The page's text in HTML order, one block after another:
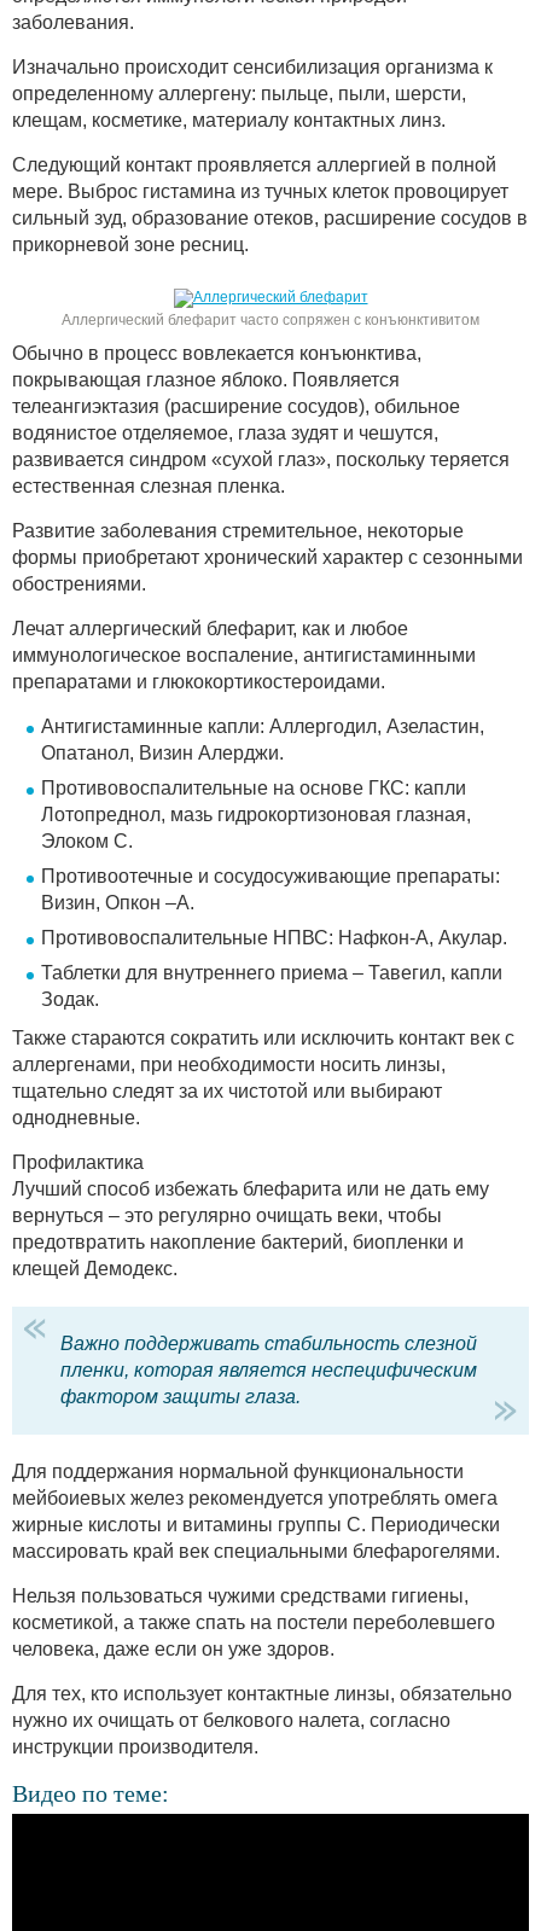
заболевания.
Изначально происходит сенсибилизация организма к
определенному аллергену: пыльце, пыли, шерсти,
клещам, косметике, материалу контактных линз.
Следующий контакт проявляется аллергией в полной
мере. Выброс гистамина из тучных клеток провоцирует
сильный зуд, образование отеков, расширение сосудов в
прикорневой зоне ресниц.
Аллергический блефарит часто сопряжен с конъюнктивитом
Обычно в процесс вовлекается конъюнктива,
покрывающая глазное яблоко. Появляется
телеангиэктазия (расширение сосудов), обильное
водянистое отделяемое, глаза зудят и чешутся,
развивается синдром «сухой глаз», поскольку теряется
естественная слезная пленка.
Развитие заболевания стремительное, некоторые
формы приобретают хронический характер с сезонными
обострениями.
Лечат аллергический блефарит, как и любое
иммунологическое воспаление, антигистаминными
препаратами и глюкокортикостероидами.
Антигистаминные капли: Аллергодил, Азеластин,
Опатанол, Визин Алерджи.
Противовоспалительные на основе ГКС: капли
Лотопреднол, мазь гидрокортизоновая глазная,
Элоком С.
Противоотечные и сосудосуживающие препараты:
Визин, Опкон –А.
Противовоспалительные НПВС: Нафкон-А, Акулар.
Таблетки для внутреннего приема – Тавегил, капли
Зодак.
Также стараются сократить или исключить контакт век с
аллергенами, при необходимости носить линзы,
тщательно следят за их чистотой или выбирают
однодневные.
Профилактика
Лучший способ избежать блефарита или не дать ему
вернуться – это регулярно очищать веки, чтобы
предотвратить накопление бактерий, биопленки и
клещей Демодекс.
Важно поддерживать стабильность слезной
пленки, которая является неспецифическим
фактором защиты глаза.
Для поддержания нормальной функциональности
мейбоиевых желез рекомендуется употреблять омега
жирные кислоты и витамины группы С. Периодически
массировать край век специальными блефарогелями.
Нельзя пользоваться чужими средствами гигиены,
косметикой, а также спать на постели переболевшего
человека, даже если он уже здоров.
Для тех, кто использует контактные линзы, обязательно
нужно их очищать от белкового налета, согласно
инструкции производителя.
Видео по теме: